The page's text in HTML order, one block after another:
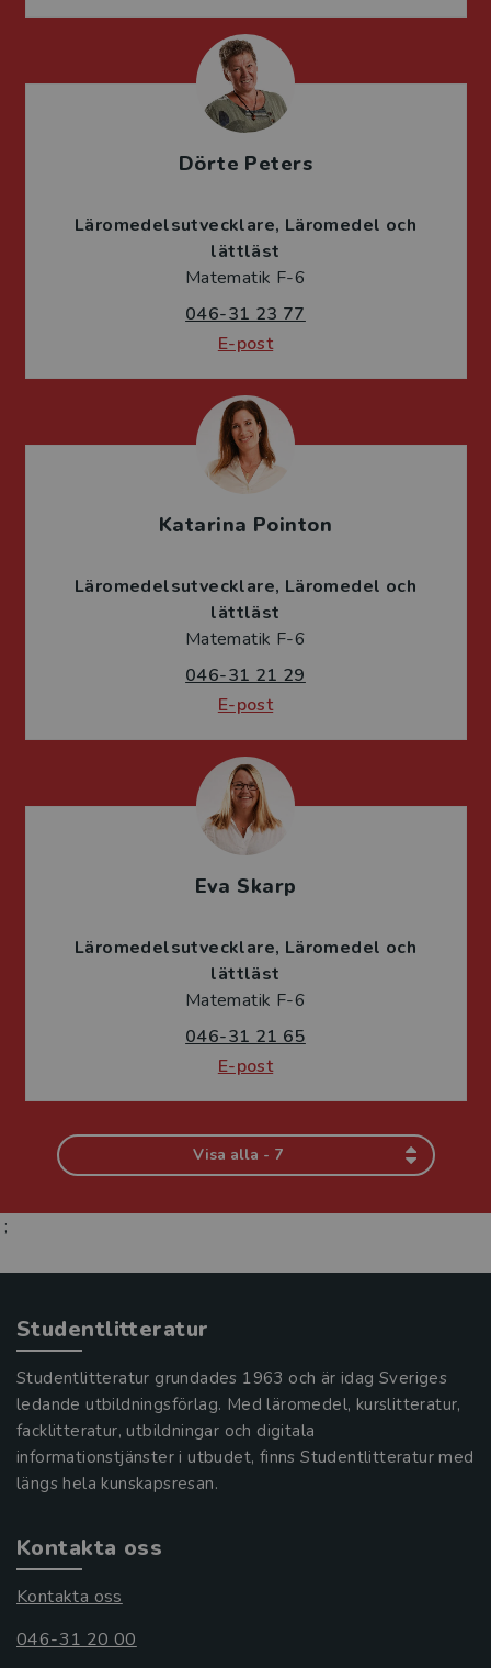
Dörte Peters
Läromedelsutvecklare Läromedel och
lättläst
Matematik F-6
046-31 23 77
E-post
Katarina Pointon
Läromedelsutvecklare Läromedel och
lättläst
Matematik F-6
046-31 21 29
E-post
Eva Skarp
Läromedelsutvecklare Läromedel och
lättläst
Matematik F-6
046-31 21 65
E-post
Visa alla - 7
;
Studentlitteratur
Studentlitteratur grundades 1963 och är idag Sveriges
ledande utbildningsförlag. Med läromedel, kurslitteratur,
facklitteratur, utbildningar och digitala
informationstjänster i utbudet, finns Studentlitteratur med
längs hela kunskapsresan.
Kontakta oss
Kontakta oss
046-31 20 00